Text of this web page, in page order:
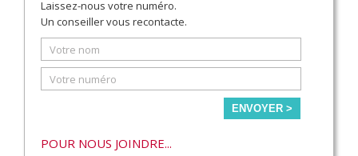
Laissez-nous votre numéro.
Un conseiller vous recontacte.
ENVOYER >
POUR NOUS JOINDRE...